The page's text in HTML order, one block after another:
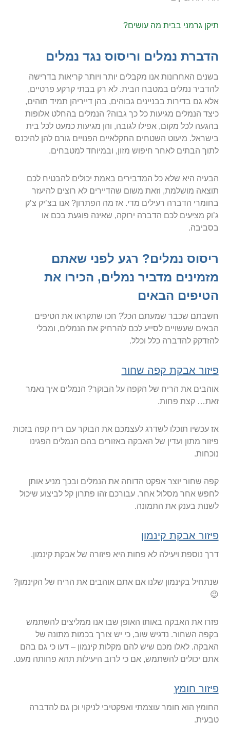
תיקן גרמני בבית מה עושים?
הדברת נמלים וריסוס נגד נמלים
בשנים האחרונות אנו מקבלים יותר ויותר קריאות בדרישה
להדביר נמלים במטבח הבית. לא רק בבתי קרקע פרטיים,
אלא גם בדירות בבניינים גבוהים, בהן דייריהן תמיד תוהים,
כיצד הנמלים מגיעות כל כך גבוה? הנמלים בהחלט אלופות
בהגעה לכל מקום, אפילו לגובה, והן מגיעות כמעט לכל בית
בישראל. מיעוט השטחים החקלאיים הפנויים גורם להן להיכנס
לתוך הבתים לאחר חיפוש מזון, ובמיוחד למטבחים.
הבעיה היא שלא כל המדבירים באמת יכולים להבטיח לכם
תוצאה מושלמת, וזאת משום שהדיירים לא רוצים להיעזר
בחומרי הדברה רעילים מדי. אז מה הפתרון? אנו בצ’יק צ’ק
ג’וק מציעים לכם הדברה ירוקה, שאינה פוגעת בכם או
בסביבה.
ריסוס נמלים? רגע לפני שאתם
מזמינים מדביר נמלים, הכירו את
הטיפים הבאים
חשבתם שכבר שמעתם הכל? חכו שתקראו את הטיפים
הבאים שעשויים לסייע לכם להרחיק את הנמלים, ומבלי
להזדקק להדברה כלל וכלל.
פיזור אבקת קפה שחור
אוהבים את הריח של הקפה על הבוקר? הנמלים איך נאמר
זאת… קצת פחות.
אז עכשיו תוכלו לשדרג לעצמכם את הבוקר עם ריח קפה בזכות
פיזור מתון ועדין של האבקה באזורים בהם הנמלים הפגינו
נוכחות.
קפה שחור יוצר אפקט הדוחה את הנמלים ובכך מניע אותן
לחפש אחר מסלול אחר. עבורכם זהו פתרון קל לביצוע שיכול
לשנות בענק את התמונה.
פיזור אבקת קינמון
דרך נוספת ויעילה לא פחות היא פיזורה של אבקת קינמון.
שנתחיל בקינמון שלנו אם אתם אוהבים את הריח של הקינמון?
😉
פזרו את האבקה באותו האופן שבו אנו ממליצים להשתמש
בקפה השחור. נדגיש שוב, כי יש צורך בכמות מתונה של
האבקה. לאלו מכם שיש להם מקלות קינמון – דעו כי גם בהם
אתם יכולים להשתמש, אם כי לרוב היעילות תהא פחותה מעט.
פיזור חומץ
החומץ הוא חומר עוצמתי ואפקטיבי לניקוי וכן גם להדברה
טבעית.